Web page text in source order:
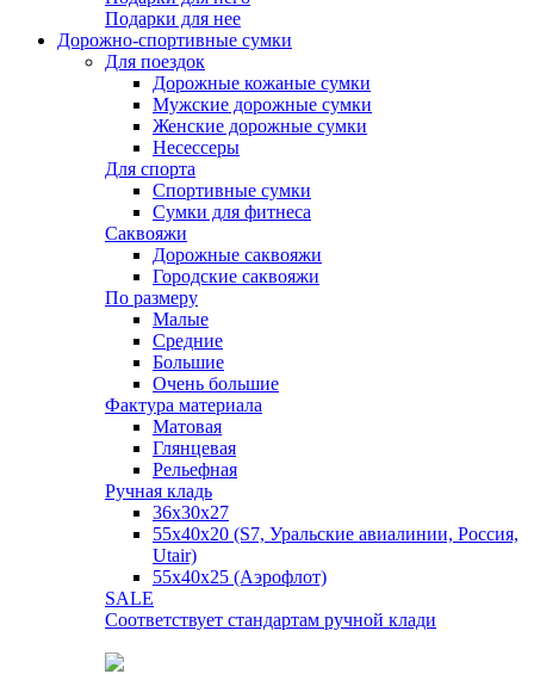
Подарки для нее
Дорожно-спортивные сумки
Для поездок
Дорожные кожаные сумки
Мужские дорожные сумки
Женские дорожные сумки
Несессеры
Для спорта
Спортивные сумки
Сумки для фитнеса
Саквояжи
Дорожные саквояжи
Городские саквояжи
По размеру
Малые
Средние
Большие
Очень большие
Фактура материала
Матовая
Глянцевая
Рельефная
Ручная кладь
36х30x27
55х40х20 (S7, Уральские авиалинии, Россия,
Utair)
55х40х25 (Аэрофлот)
SALE
Соответствует стандартам ручной клади